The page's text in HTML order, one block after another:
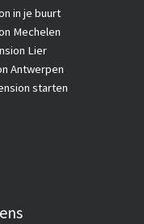
in je buurt
Mechelen
Lier
Antwerpen
starten